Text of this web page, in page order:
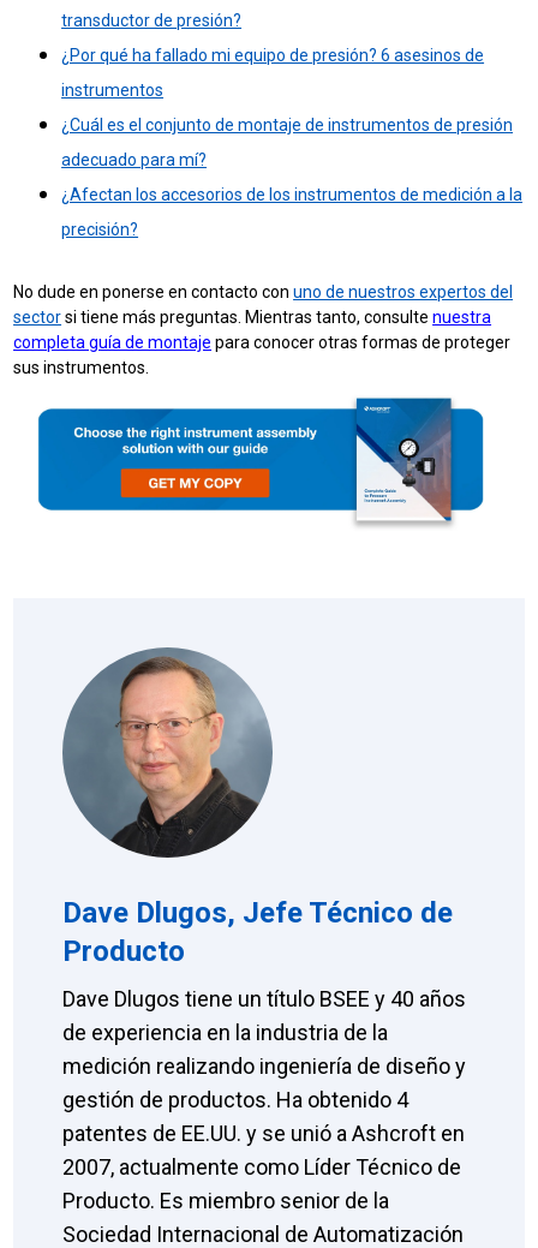
transductor de presión?
¿Por qué ha fallado mi equipo de presión? 6 asesinos de
instrumentos
¿Cuál es el conjunto de montaje de instrumentos de presión
adecuado para mí?
¿Afectan los accesorios de los instrumentos de medición a la
precisión?
No dude en ponerse en contacto conuno de nuestros expertos del
sectorsi tiene más preguntas. Mientras tanto, consultenuestra
completa guía de montaje para conocer otras formas de proteger
sus instrumentos.
Dave Dlugos, Jefe Técnico de
Producto
Dave Dlugos tiene un título BSEE y 40 años
de experiencia en la industria de la
medición realizando ingeniería de diseño y
gestión de productos. Ha obtenido 4
patentes de EE.UU. y se unió a Ashcroft en
2007, actualmente como Líder Técnico de
Producto. Es miembro senior de la
Sociedad Internacional de Automatización